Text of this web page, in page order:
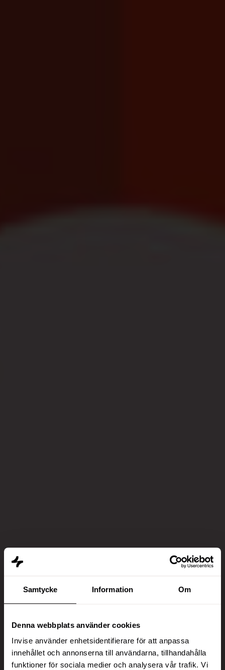
Samtycke Information Om
Denna webbplats använder cookies
Invise använder enhetsidentifierare för att anpassa
innehållet och annonserna till användarna, tillhandahålla
funktioner för sociala medier och analysera vår trafik. Vi